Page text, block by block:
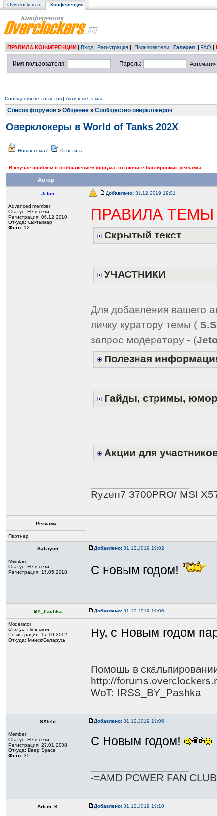
Overclockers.ru Конференция
ПРАВИЛА КОНФЕРЕНЦИИ | Вход | Регистрация | Пользователи | Галерея | FAQ |
Имя пользователя: Пароль:
Сообщения без ответов | Активные темы
Список форумов » Общение » Сообщество оверклокеров
Оверклокеры в World of Tanks 202X
Новая тема / Ответить
В случае проблем с отображением форума, отключите блокировщик рекламы
Автор
Jeton Добавлено: 31.12.2019 19:01
Advanced member
Статус: Не в сети
Регистрация: 06.12.2010
Откуда: Сыктывкар
Фото: 12
ПРАВИЛА ТЕМЫ
Скрытый текст
УЧАСТНИКИ
Для добавления вашего
личку куратору темы (
запрос модератору - (
Полезная
Гайды, стримы,
Акции для
Ryzen7 3700PRO/ MSI
Реклама
Партнер
Sabayon Добавлено: 31.12.2019 19:02
Member
Статус: Не в сети
Регистрация: 15.05.2018
С новым годом!
BY_Pashka Добавлено: 31.12.2019 19:06
Moderator
Статус: Не в сети
Регистрация: 17.10.2012
Откуда: Минск/Беларусь
Ну, с Новым годом
Помощь в
http://
WoT: IRSS_BY_Pashka
SATelit Добавлено: 31.12.2019 19:06
Member
Статус: Не в сети
Регистрация: 27.01.2008
Откуда: Deep Space
Фото: 35
С Новым годом!
-=AMD POWER FAN
Artem_K Добавлено: 31.12.2019 19:10